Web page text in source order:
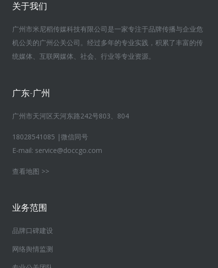
关于我们
广州市米尼稻传媒科技有限公司是一家专注于品牌传播与企业危
机公关的广州公关公司。经过多年的专业实践，积累了丰富的传
统媒体、互联网媒体、社会、行业等专业资源。
广东-广州
广州市天河区天河东路242号803、804
18028541085 |微信同号
E-mail: service@doccgo.com
查看地图 >>
业务范围
品牌口碑建设
网络舆情监测